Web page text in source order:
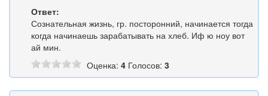
Ответ:
Сознательная жизнь, гр. посторонний, начинается тогда
когда начинаешь зарабатывать на хлеб. Иф ю ноу вот
ай мин.
Оценка: 4 Голосов: 3